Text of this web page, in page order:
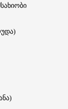
)
)